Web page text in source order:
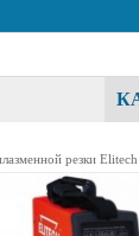
резки